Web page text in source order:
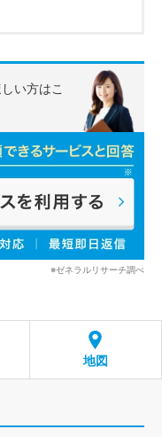
い方はこ
※ゼネラルリサーチ調べ
地図